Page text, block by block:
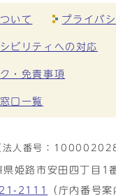
いて プライバ
ビリティへの対応
・免責事項
口一覧
法人番号：
姫路市安田四丁目1
2111
（庁内番号案